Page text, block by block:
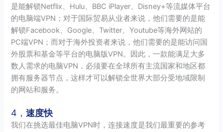
是能解锁Netflix、Hulu、BBC iPlayer、Disney+等流媒体平台
的电脑端VPN；对于国际贸易从业者来说，他们需要的是能
解锁Facebook、Google、Twitter、Youtube等海外网站的
PC端VPN；而对于海外投资者来说，他们需要的是能访问国
外股票和基金等平台的电脑版VPN。因此，一款能满足大多
数人需求的电脑VPN，必须要在全球所有主流国家和地区都
拥有服务器节点，这样才可以解锁全世界大部分受地域限制
的网站和服务。
4，速度快
我们在挑选最佳电脑VPN时，连接速度是我们最重要的参考